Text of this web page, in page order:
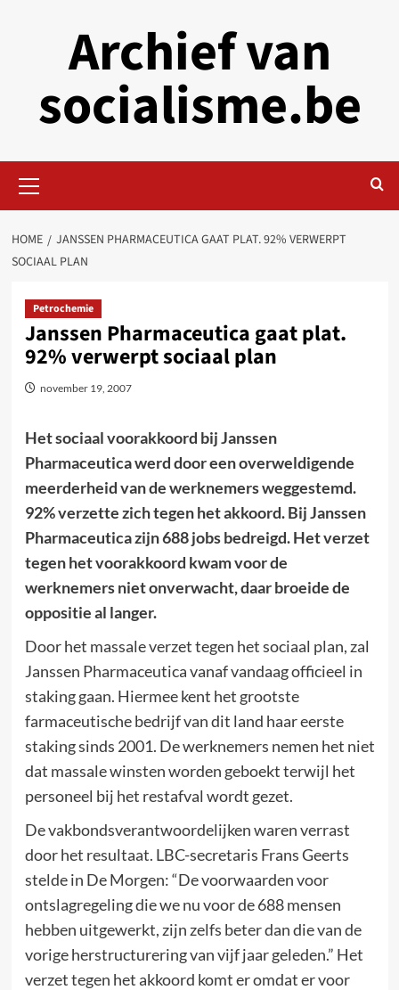
Archief van
socialisme.be
Menu
HOME
JANSSEN PHARMACEUTICA GAAT PLAT. 92% VERWERPT
SOCIAAL PLAN
Petrochemie
Janssen Pharmaceutica gaat plat.
92% verwerpt sociaal plan
november 19, 2007
Het sociaal voorakkoord bij Janssen
Pharmaceutica werd door een overweldigende
meerderheid van de werknemers weggestemd.
92% verzette zich tegen het akkoord. Bij Janssen
Pharmaceutica zijn 688 jobs bedreigd. Het verzet
tegen het voorakkoord kwam voor de
werknemers niet onverwacht, daar broeide de
oppositie al langer.
Door het massale verzet tegen het sociaal plan, zal
Janssen Pharmaceutica vanaf vandaag officieel in
staking gaan. Hiermee kent het grootste
farmaceutische bedrijf van dit land haar eerste
staking sinds 2001. De werknemers nemen het niet
dat massale winsten worden geboekt terwijl het
personeel bij het restafval wordt gezet.
De vakbondsverantwoordelijken waren verrast
door het resultaat. LBC-secretaris Frans Geerts
stelde in De Morgen: “De voorwaarden voor
ontslagregeling die we nu voor de 688 mensen
hebben uitgewerkt, zijn zelfs beter dan die van de
vorige herstructurering van vijf jaar geleden.” Het
verzet tegen het akkoord komt er omdat er voor